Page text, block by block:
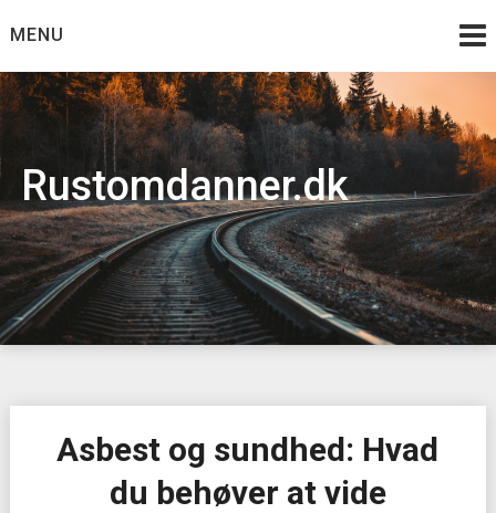
toMENU
Rustomdanner.dk
Asbest og sundhed: Hvad
du behøver at vide